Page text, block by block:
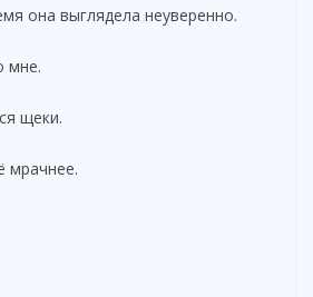
она выглядела неуверенно.
мне.
щеки.
мрачнее.